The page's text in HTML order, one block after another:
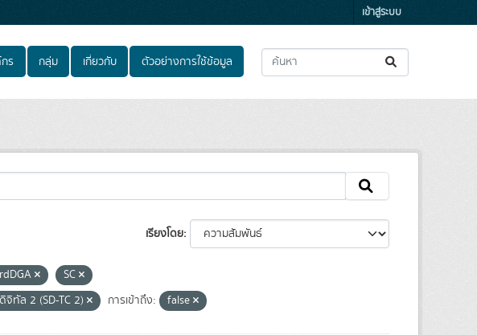
เข้าสู่ระบบ
ร กลุ่ม เกี่ยวกับ ตัวอย่างการใช้ข้อมูล
เรียงโดย
SC
ทัล 2 (SD-TC 2) การเข้าถึง: false